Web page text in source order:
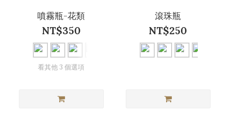
噴霧瓶-花類
NT$350
看其他 3 個選項
滾珠瓶
NT$250